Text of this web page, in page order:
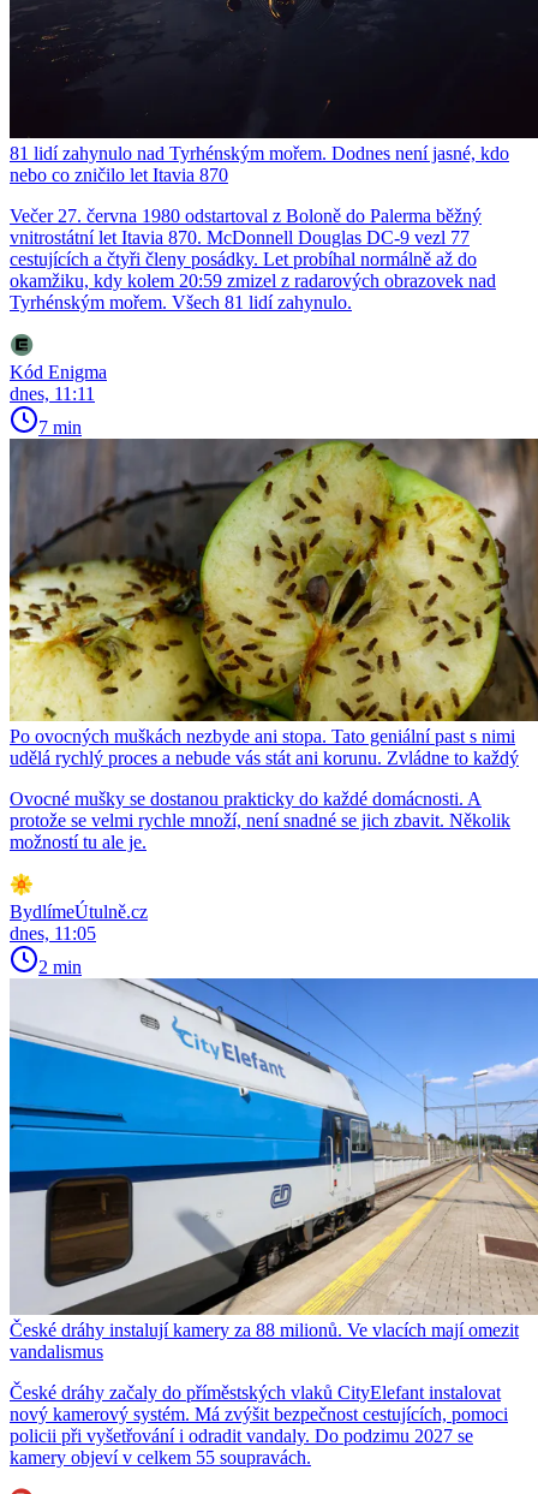
81 lidí zahynulo nad Tyrhénským mořem. Dodnes není jasné, kdo
nebo co zničilo let Itavia 870
Večer 27. června 1980 odstartoval z Boloně do Palerma běžný
vnitrostátní let Itavia 870. McDonnell Douglas DC-9 vezl 77
cestujících a čtyři členy posádky. Let probíhal normálně až do
okamžiku, kdy kolem 20:59 zmizel z radarových obrazovek nad
Tyrhénským mořem. Všech 81 lidí zahynulo.
Kód Enigma
dnes, 11:11
7 min
Po ovocných muškách nezbyde ani stopa. Tato geniální past s nimi
udělá rychlý proces a nebude vás stát ani korunu. Zvládne to každý
Ovocné mušky se dostanou prakticky do každé domácnosti. A
protože se velmi rychle množí, není snadné se jich zbavit. Několik
možností tu ale je.
BydlímeÚtulně.cz
dnes, 11:05
2 min
České dráhy instalují kamery za 88 milionů. Ve vlacích mají omezit
vandalismus
České dráhy začaly do příměstských vlaků CityElefant instalovat
nový kamerový systém. Má zvýšit bezpečnost cestujících, pomoci
policii při vyšetřování i odradit vandaly. Do podzimu 2027 se
kamery objeví v celkem 55 soupravách.